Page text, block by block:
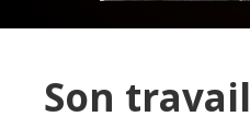
Son travail